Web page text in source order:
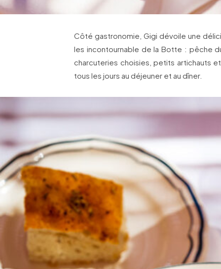
Côté gastronomie, Gigi dévoile une
les incontournable de la Botte : pêche
charcuteries choisies, petits artichauts
tous les jours au déjeuner et au dîner.